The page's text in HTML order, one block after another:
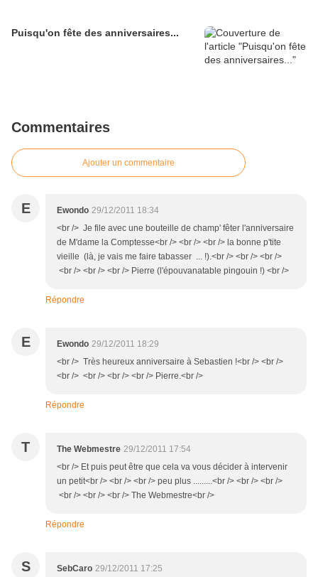
Puisqu'on fête des anniversaires...
Commentaires
Ajouter un commentaire
E Ewondo 29/12/2011 18:34
<br /> Je file avec une bouteille de champ' fêter l'anniversaire
de M'dame la Comptesse<br /> <br /> <br /> la bonne p'tite
vieille (là, je vais me faire tabasser ... !).<br /> <br /> <br />
<br /> <br /> <br /> Pierre (l'épouvanatable pingouin !) <br />
Répondre
E Ewondo 29/12/2011 18:29
<br /> Très heureux anniversaire à Sebastien !<br /> <br />
<br /> <br /> <br /> <br /> Pierre.<br />
Répondre
T The Webmestre 29/12/2011 17:54
<br /> Et puis peut être que cela va vous décider à intervenir
un petit<br /> <br /> <br /> peu plus .........<br /> <br /> <br />
<br /> <br /> <br /> The Webmestre<br />
Répondre
S SebCaro 29/12/2011 17:25